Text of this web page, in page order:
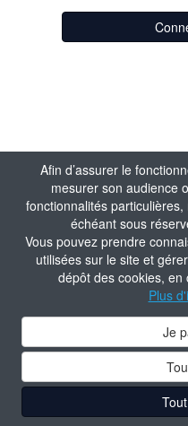
Afin d’assurer le
mesurer son audience
fonctionnalités
échéant sous
Vous pouvez prendre
utilisées sur le site et
dépôt des cookies,
Plus
Je